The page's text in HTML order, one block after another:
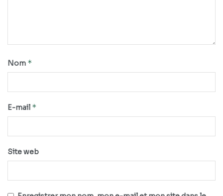
Nom *
E-mail *
Site web